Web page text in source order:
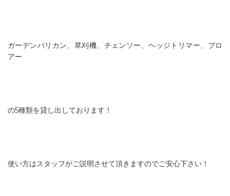
ガーデンバリカン、草刈機、チェンソー、ヘッジトリマー、ブロ
アー
の5種類を貸し出しております！
使い方はスタッフがご説明させて頂きますのでご安心下さい！